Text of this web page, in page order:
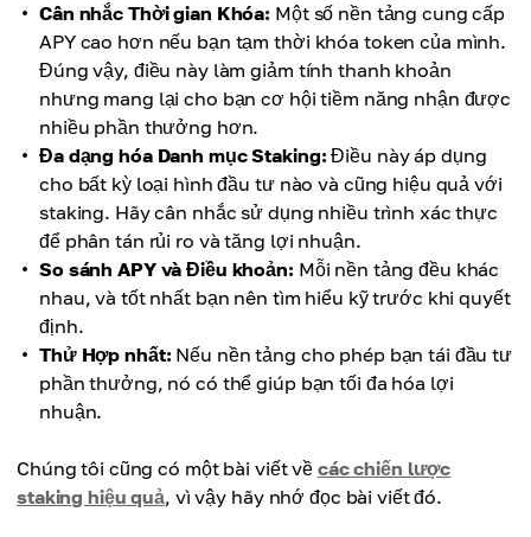
Cân nhắc Thời gian Khóa: Một số nền tảng cung cấp
APY cao hơn nếu bạn tạm thời khóa token của mình.
Đúng vậy, điều này làm giảm tính thanh khoản
nhưng mang lại cho bạn cơ hội tiềm năng nhận được
nhiều phần thưởng hơn.
Đa dạng hóa Danh mục Staking: Điều này áp dụng
cho bất kỳ loại hình đầu tư nào và cũng hiệu quả với
staking. Hãy cân nhắc sử dụng nhiều trình xác thực
để phân tán rủi ro và tăng lợi nhuận.
So sánh APY và Điều khoản: Mỗi nền tảng đều khác
nhau, và tốt nhất bạn nên tìm hiểu kỹ trước khi quyết
định.
Thử Hợp nhất: Nếu nền tảng cho phép bạn tái đầu tư
phần thưởng, nó có thể giúp bạn tối đa hóa lợi
nhuận.
Chúng tôi cũng có một bài viết về các chiến lược
staking hiệu quả, vì vậy hãy nhớ đọc bài viết đó.